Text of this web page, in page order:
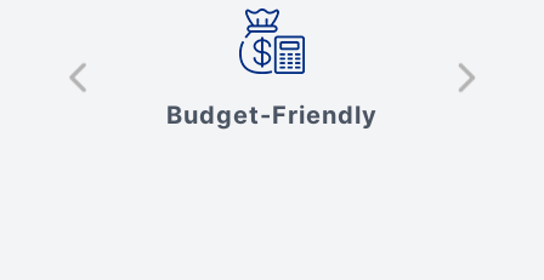
Budget-Friendly